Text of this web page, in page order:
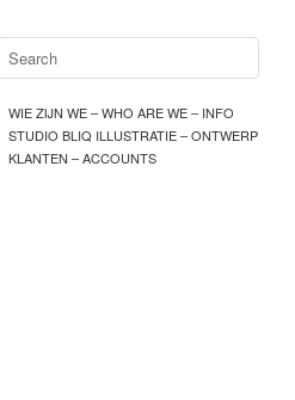
WIE ZIJN WE – WHO ARE WE – INFO
STUDIO BLIQ ILLUSTRATIE – ONTWERP
KLANTEN – ACCOUNTS